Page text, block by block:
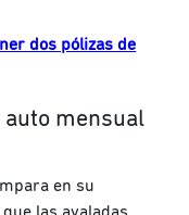
dos pólizas de
auto mensual
en su
las avaladas